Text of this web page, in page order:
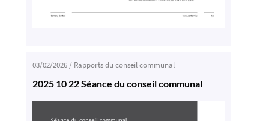
03/02/2026/ Rapports du conseil communal
2025 10 22 Séance du conseil communal